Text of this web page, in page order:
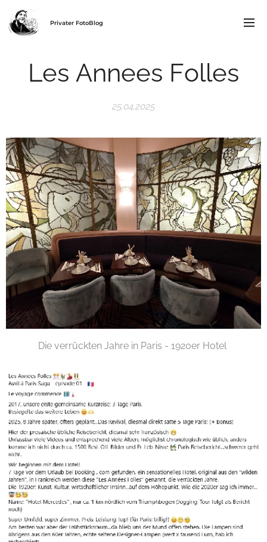
Privater FotoBlog
Les Annees Folles
25.04.2025
Die verrückten Jahre in Paris - 1920er Hotel